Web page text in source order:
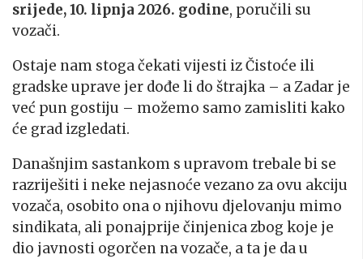
srijede, 10. lipnja 2026. godine, poručili su
vozači.
Ostaje nam stoga čekati vijesti iz Čistoće ili
gradske uprave jer dođe li do štrajka – a Zadar je
već pun gostiju – možemo samo zamisliti kako
će grad izgledati.
Današnjim sastankom s upravom trebale bi se
razriješiti i neke nejasnoće vezano za ovu akciju
vozača, osobito ona o njihovu djelovanju mimo
sindikata, ali ponajprije činjenica zbog koje je
dio javnosti ogorčen na vozače, a ta je da u